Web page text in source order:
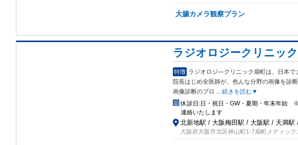
大腸カメラ観察プラン
ラジオロジークリニッ
特徴 ラジオロジ―クリニック扇町は、日本で
院長はじめ全医師が、色んな分野の画像を診
画像診断のプロ ... 続きを読む▼
休診日:日・祝日・GW・夏期・年末年始
連絡いたします
北新地駅 / 大阪梅田駅 / 大阪駅 / 天満
大阪府大阪市北区神山町1-7扇町メディッ